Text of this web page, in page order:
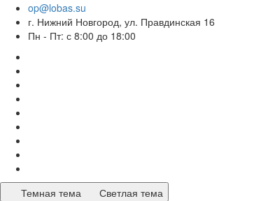
op@lobas.su
г. Нижний Новгород, ул. Правдинская 16
Пн - Пт: с 8:00 до 18:00
Темная тема
Светлая тема